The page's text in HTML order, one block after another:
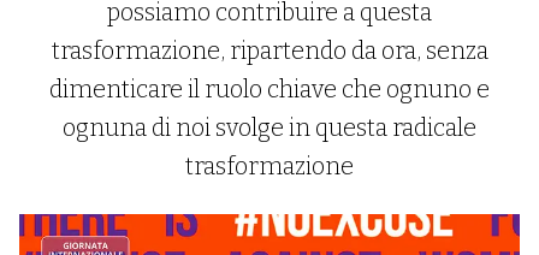
possiamo contribuire a questa
trasformazione, ripartendo da ora, senza
dimenticare il ruolo chiave che ognuno e
ognuna di noi svolge in questa radicale
trasformazione